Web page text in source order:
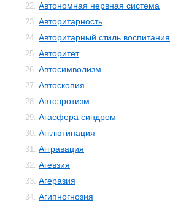
22. Автономная нервная система
23. Авторитарность
24. Авторитарный стиль воспитания
25. Авторитет
26. Автосимволизм
27. Автоскопия
28. Автоэротизм
29. Агасфера синдром
30. Агглютинация
31. Аггравация
32. Агевзия
33. Агеразия
34. Агипногнозия